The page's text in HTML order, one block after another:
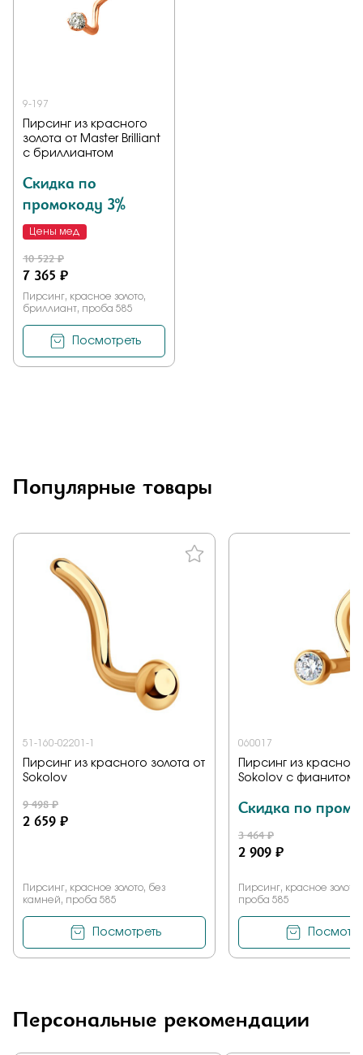
9-197
Пирсинг из красного
золота от Master Brilliant
с бриллиантом
Скидка по
промокоду 3%
Цены мед
10 522 ₽
7 365 ₽
Пирсинг, красное золото,
бриллиант, проба 585
Посмотреть
Популярные товары
51-160-02201-1
Пирсинг из красного золота от
Sokolov
9 498 ₽
2 659 ₽
Пирсинг, красное золото, без
камней, проба 585
Посмотреть
060017
Пирсинг из
Sokolov с фианитом
Скидка по
3 464 ₽
2 909 ₽
Пирсинг, красное
проба 585
Персональные рекомендации
Заказать